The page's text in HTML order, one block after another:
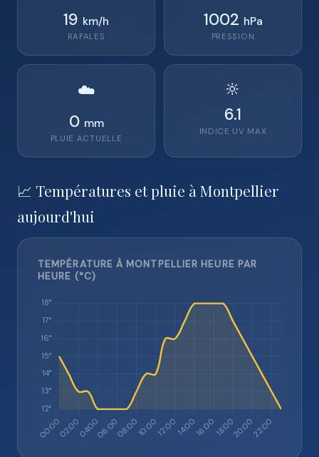
19 km/h
RAFALES
1002 hPa
PRESSION
☁️
0 mm
PLUIE ACTUELLE
🔆
6.1
INDICE UV MAX
📈 Températures et pluie à Montpellier
aujourd'hui
TEMPÉRATURE À MONTPELLIER HEURE PAR
HEURE (°C)